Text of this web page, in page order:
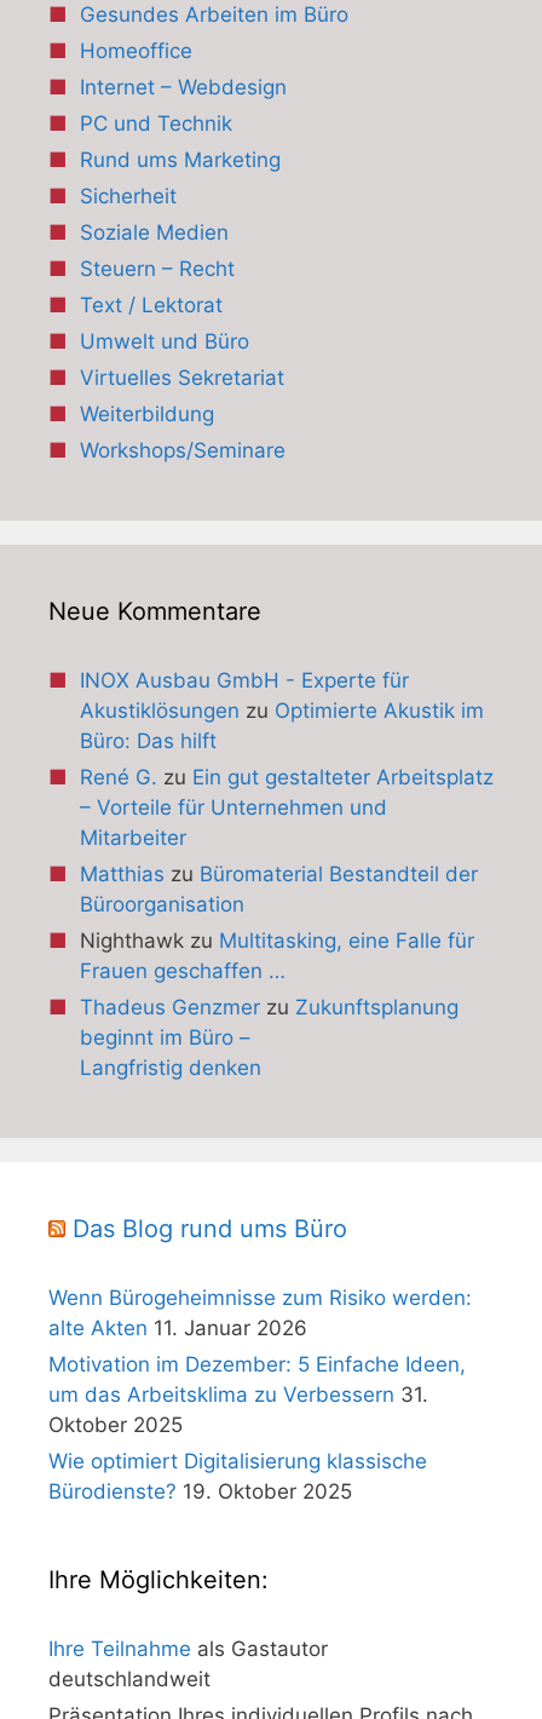
Gesundes Arbeiten im Büro
Homeoffice
Internet – Webdesign
PC und Technik
Rund ums Marketing
Sicherheit
Soziale Medien
Steuern – Recht
Text / Lektorat
Umwelt und Büro
Virtuelles Sekretariat
Weiterbildung
Workshops/Seminare
Neue Kommentare
INOX Ausbau GmbH - Experte für
Akustiklösungen zu Optimierte Akustik im
Büro: Das hilft
René G. zu Ein gut gestalteter Arbeitsplatz
– Vorteile für Unternehmen und
Mitarbeiter
Matthias zu Büromaterial Bestandteil der
Büroorganisation
Nighthawkzu Multitasking, eine Falle für
Frauen geschaffen …
Thadeus Genzmerzu Zukunftsplanung
beginnt im Büro –
Langfristig denken
Das Blog rund ums Büro
Wenn Bürogeheimnisse zum Risiko werden:
alte Akten 11. Januar 2026
Motivation im Dezember: 5 Einfache Ideen,
um das Arbeitsklima zu Verbessern 31.
Oktober 2025
Wie optimiert Digitalisierung klassische
Bürodienste? 19. Oktober 2025
Ihre Möglichkeiten:
Ihre Teilnahme als Gastautor
deutschlandweit